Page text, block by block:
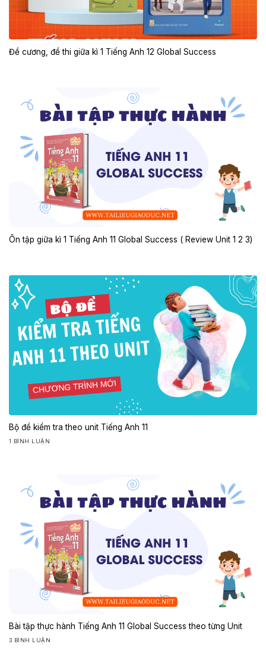
Đề cương, đề thi giữa kì 1 Tiếng Anh 12 Global Success
Ôn tập giữa kì 1 Tiếng Anh 11 Global Success ( Review Unit 1 2 3)
Bộ đề kiểm tra theo unit Tiếng Anh 11
1 BÌNH LUẬN
Bài tập thực hành Tiếng Anh 11 Global Success theo từng Unit
3 BÌNH LUẬN